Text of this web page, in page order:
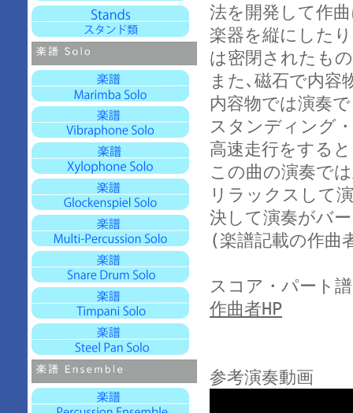
法を開発して作
楽器を縦にした
は密閉されたも
また､磁石で内
内容物では演奏
スタンディング
高速走行をする
この曲の演奏で
リラックスして
決して演奏がバ
(楽譜記載の作曲
スコア・パート
作曲者HP
参考演奏動画